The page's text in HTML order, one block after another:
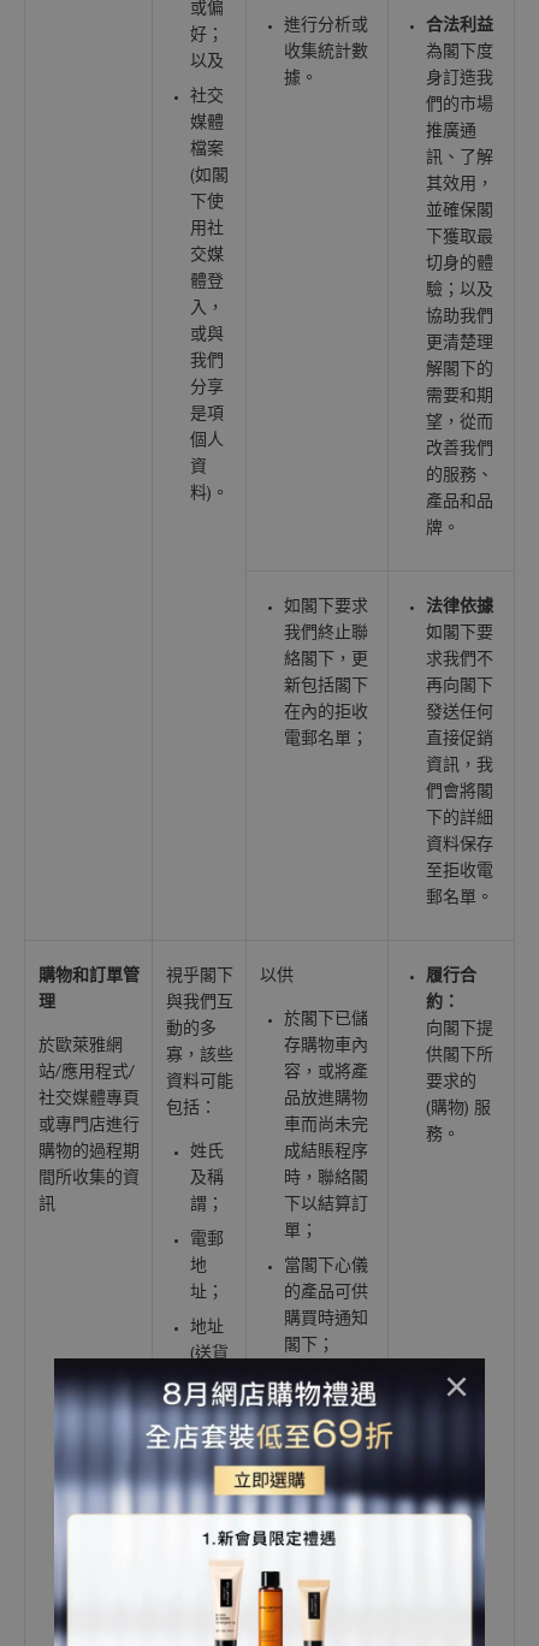
×
或偏
好；
以及
社交
媒體
檔案
(如閣
下使
用社
交媒
體登
入，
或與
我們
分享
是項
個人
資
料)。
進行分析或
收集統計數
據。
合法利益
為閣下度
身訂造我
們的市場
推廣通
訊、了解
其效用，
並確保閣
下獲取最
切身的體
驗；以及
協助我們
更清楚理
解閣下的
需要和期
望，從而
改善我們
的服務、
產品和品
牌。
如閣下要求
我們終止聯
絡閣下，更
新包括閣下
在內的拒收
電郵名單；
法律依據
如閣下要
求我們不
再向閣下
發送任何
直接促銷
資訊，我
們會將閣
下的詳細
資料保存
至拒收電
郵名單。
購物和訂單管
理
於歐萊雅網
站/應用程式/
社交媒體專頁
或專門店進行
購物的過程期
間所收集的資
訊
視乎閣下
與我們互
動的多
寡，該些
資料可能
包括：
姓氏
及稱
謂；
電郵
地
址；
地址
(送貨
和開
立發
票)；
電話
號
個人
描述
或偏
好；
以供
於閣下已儲
存購物車內
容，或將產
品放進購物
車而尚未完
成結賬程序
時，聯絡閣
下以結算訂
單；
當閣下心儀
的產品可供
購買時通知
閣下；
處理和跟進
閣下的訂
單，包括將
閣下指示的
地址；
管理閣下訂
態。請注
履行合
約：
向閣下提
供閣下所
要求的
(購物) 服
務。